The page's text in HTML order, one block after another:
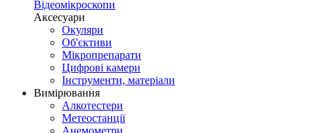
Відеомікроскопи
Аксесуари
Окуляри
Об'єктиви
Мікропрепарати
Цифрові камери
Інструменти, матеріали
Вимірювання
Алкотестери
Метеостанції
Анемометри